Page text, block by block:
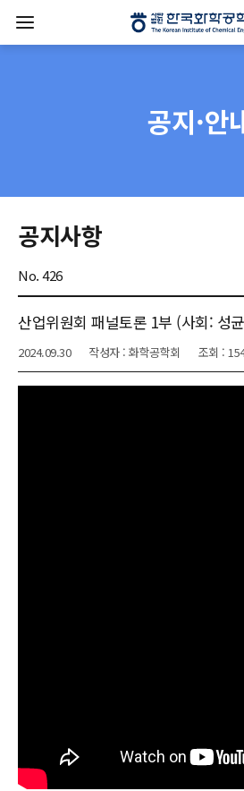
공지·안
공지사항
No. 426
산업위원회 패널토론 1부 (사회: 성
2024.09.30 작성자 : 화학공학회 조회 :